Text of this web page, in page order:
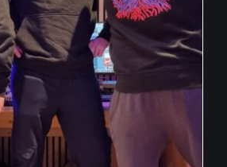
être
choisies
sur
la
page
du
produit